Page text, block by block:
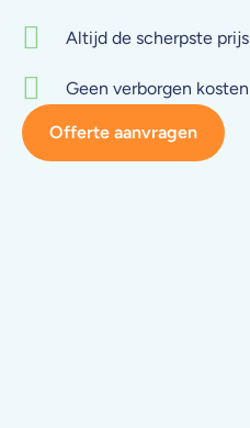
Altijd de scherpste prijs
Geen verborgen kosten
Offerte aanvragen